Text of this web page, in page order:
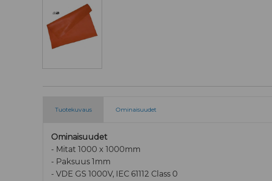
Tuotekuvaus Ominaisuudet
Ominaisuudet
- Mitat 1000 x 1000mm
- Paksuus 1mm
- VDE GS 1000V, IEC 61112 Class 0